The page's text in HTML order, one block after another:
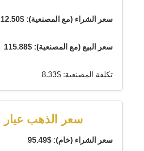
سعر الشراء (مع المصنعية): $112.50
سعر البيع (مع المصنعية): $115.88
تكلفة المصنعية: $8.33
سعر الذهب عيار 22
سعر الشراء (خام): $95.49